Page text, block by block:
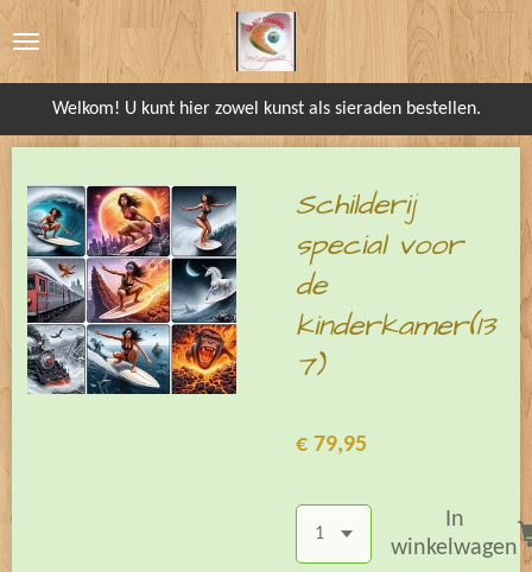
direct
Welkom! U kunt hier zowel kunst als sieraden bestellen.
Schilderij
special voor
de
kinderkamer(13
7)
€ 79,95
In
winkelwagen